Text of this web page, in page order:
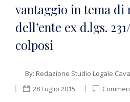
vantaggio in tema di
dell’ente ex d.lgs.
colposi
By: Redazione Studio Legale
28 Luglio 2015